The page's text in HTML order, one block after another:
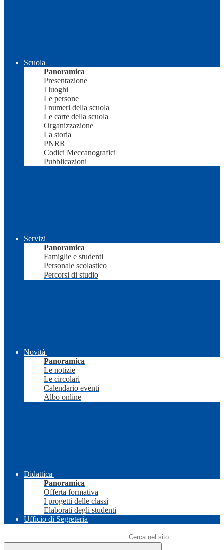
Scuola
Panoramica
Presentazione
I luoghi
Le persone
I numeri della scuola
Le carte della scuola
Organizzazione
La storia
PNRR
Codici Meccanografici
Pubblicazioni
Servizi
Panoramica
Famiglie e studenti
Personale scolastico
Percorsi di studio
Novità
Panoramica
Le notizie
Le circolari
Calendario eventi
Albo online
Didattica
Panoramica
Offerta formativa
I progetti delle classi
Elaborati degli studenti
Ufficio di Segreteria